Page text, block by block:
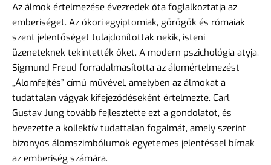
Az álmok értelmezése évezredek óta foglalkoztatja az
emberiséget. Az ókori egyiptomiak, görögök és rómaiak
szent jelentőséget tulajdonítottak nekik, isteni
üzeneteknek tekintették őket. A modern pszichológia atyja,
Sigmund Freud forradalmasította az álomértelmezést
„Álomfejtés” című művével, amelyben az álmokat a
tudattalan vágyak kifejeződéseként értelmezte. Carl
Gustav Jung tovább fejlesztette ezt a gondolatot, és
bevezette a kollektív tudattalan fogalmát, amely szerint
bizonyos álomszimbólumok egyetemes jelentéssel bírnak
az emberiség számára.